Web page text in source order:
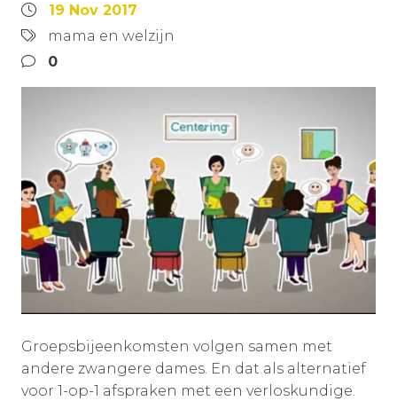
19 Nov 2017
mama en welzijn
0
Groepsbijeenkomsten volgen samen met
andere zwangere dames. En dat als alternatief
voor 1-op-1 afspraken met een verloskundige.